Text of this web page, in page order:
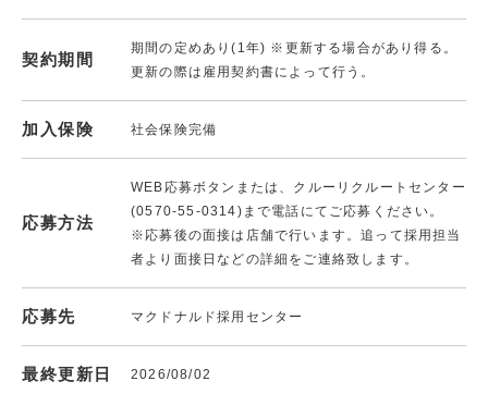
契約期間
期間の定めあり(1年) ※更新する場合があり得る。
更新の際は雇用契約書によって行う。
加入保険 社会保険完備
応募方法
WEB応募ボタンまたは、クルーリクルートセンター
(0570-55-0314)まで電話にてご応募ください。
※応募後の面接は店舗で行います。追って採用担当
者より面接日などの詳細をご連絡致します。
応募先 マクドナルド採用センター
最終更新日 2026/08/02